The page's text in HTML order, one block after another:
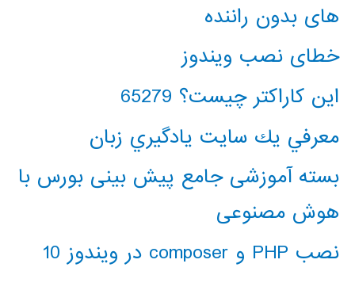
های بدون راننده
خطای نصب ویندوز
این کاراکتر چیست؟ 65279
معرفي يك سايت يادگيري زبان
بسته آموزشی جامع پیش بینی بورس با
هوش مصنوعی
نصب PHP و composer در ویندوز 10